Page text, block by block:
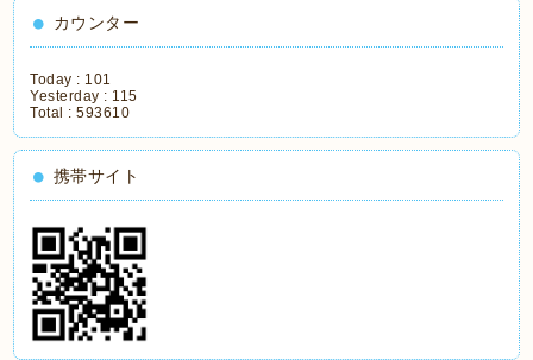
カウンター
Today : 101
Yesterday : 115
Total :593610
携帯サイト